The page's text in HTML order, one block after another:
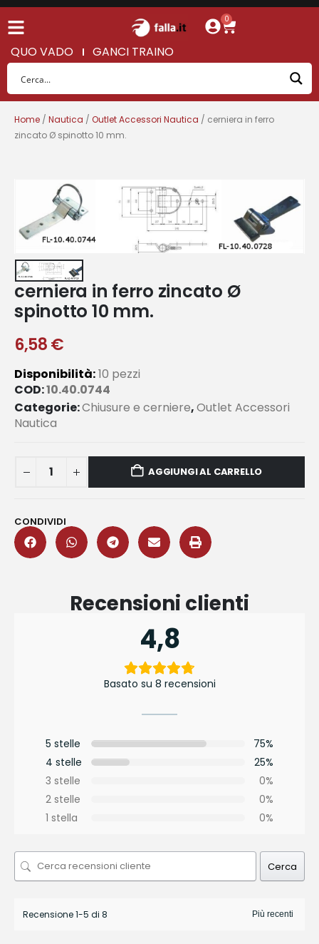
0
QUO VADO GANCI TRAINO
Home / Nautica / Outlet Accessori Nautica / cerniera in ferro
zincato Ø spinotto 10 mm.
cerniera in ferro zincato Ø
spinotto 10 mm.
6,58€
Disponibilità:10 pezzi
COD:10.40.0744
Categorie:Chiusure e cerniere,Outlet Accessori
Nautica
AGGIUNGI AL CARRELLO
CONDIVIDI
Recensioni clienti
4,8
Basato su 8 recensioni
5 stelle
75%
4 stelle
25%
3 stelle
0%
2 stelle
0%
1 stella
0%
Cerca
Recensione 1-5 di 8